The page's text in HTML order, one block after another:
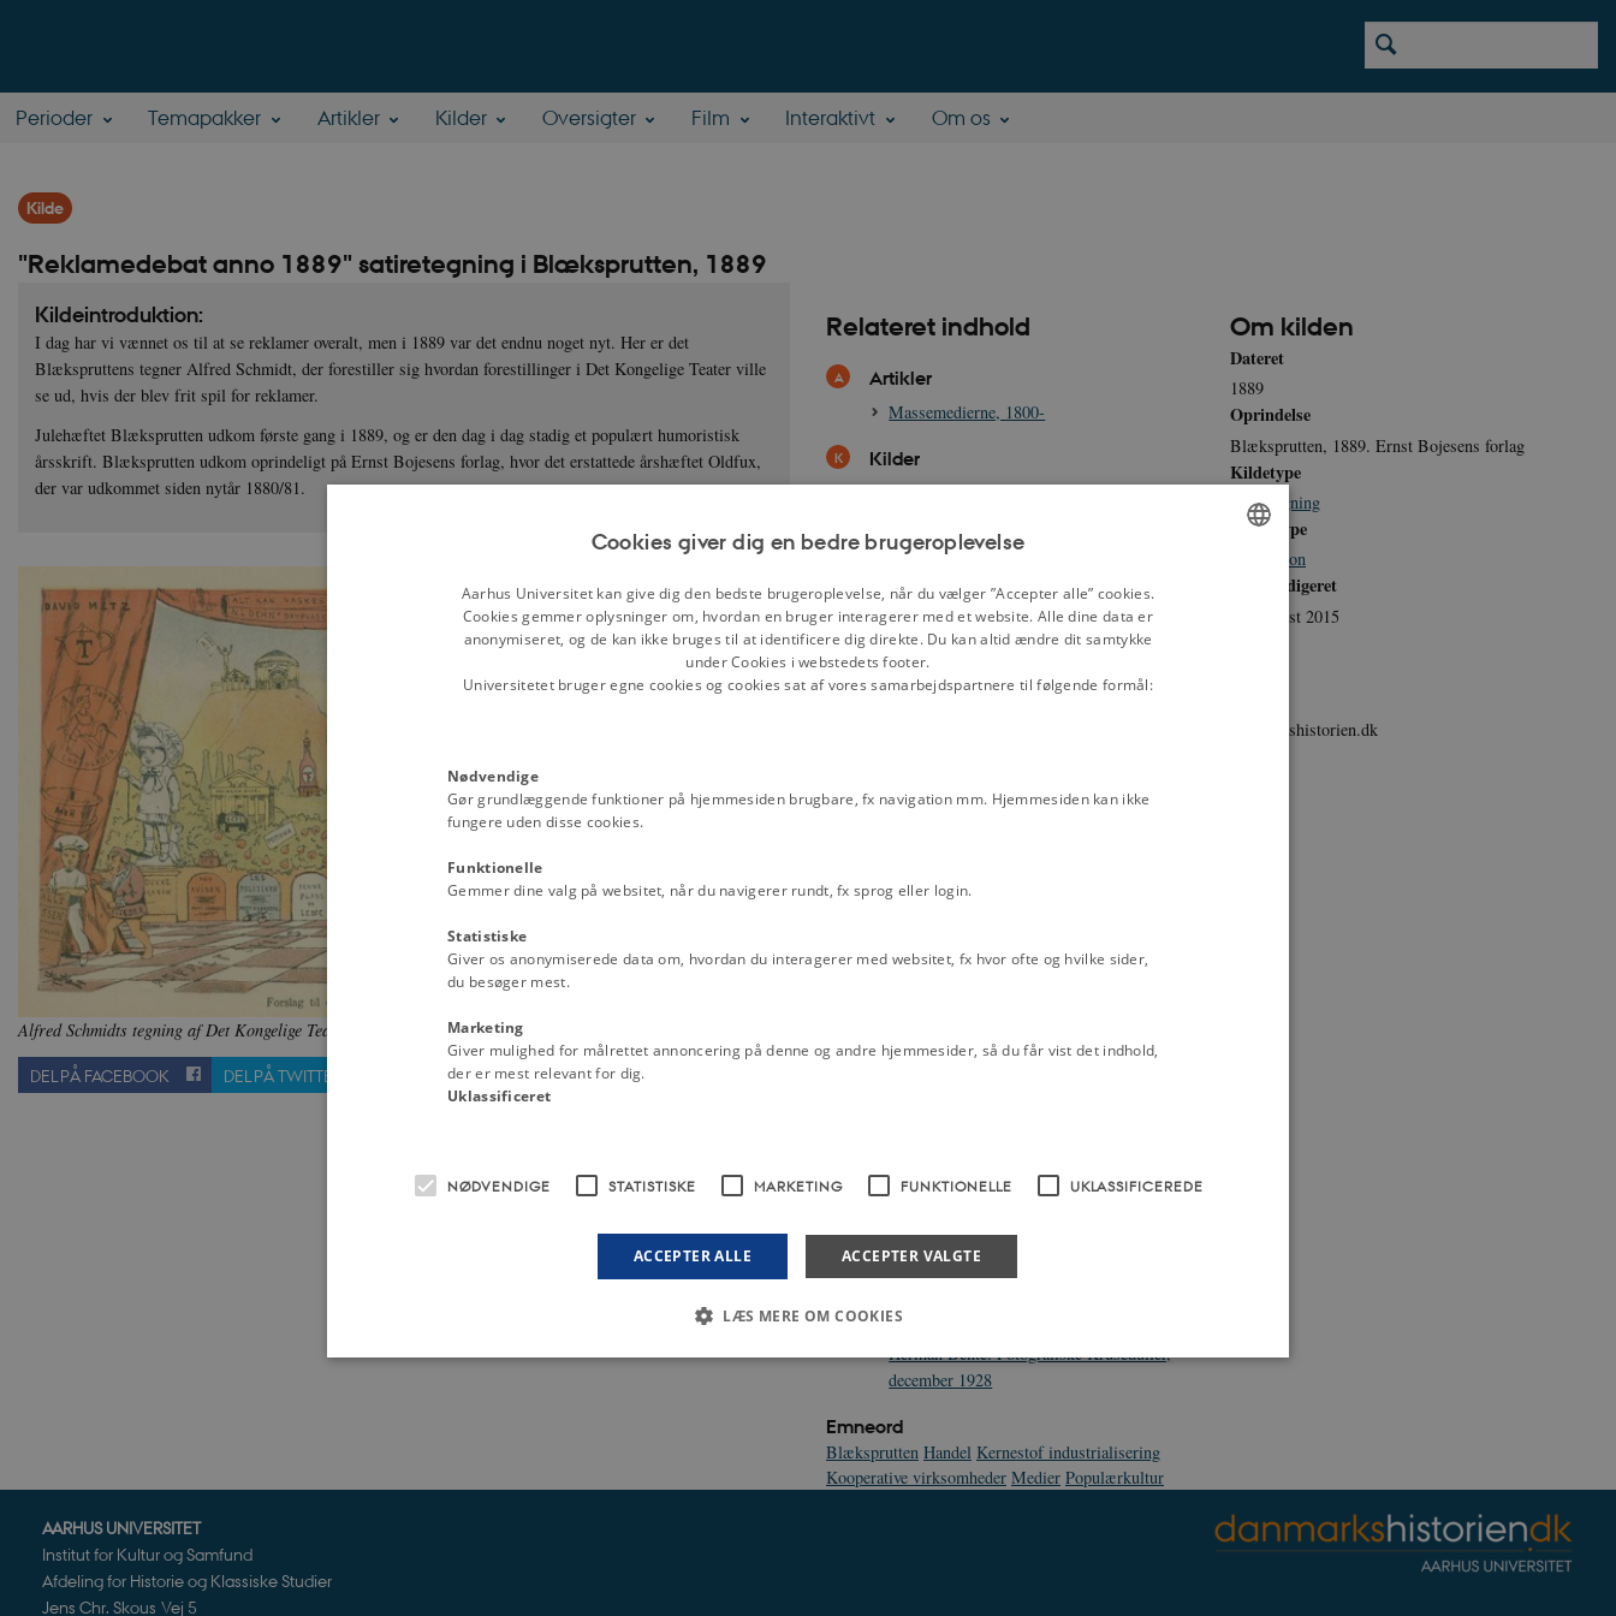
Perioder Temapakker Artikler Kilder Oversigter Film Interaktivt Om os
Kilde
"Reklamedebat anno 1889" satiretegning i Blæksprutten, 1889
Kildeintroduktion:
I dag har vi vænnet os til at se reklamer overalt, men i 1889 var det endnu noget nyt. Her er det
Blækspruttens tegner Alfred Schmidt, der forestiller sig hvordan forestillinger i Det Kongelige Teater ville
se ud, hvis der blev frit spil for reklamer.
Julehæftet Blæksprutten udkom første gang i 1889, og er den dag i dag stadig et populært humoristisk
årsskrift. Blæksprutten udkom oprindeligt på Ernst Bojesens forlag, hvor det erstattede årshæftet Oldfux,
der var udkommet siden nytår 1880/81.
Alfred Schmidts tegning af Det Kongelige Teater fyldt med reklamer.Fra: Blæksprutten
DEL PÅ FACEBOOK DEL PÅ TWITTER SEND TIL EN VEN UDSKRIV
Relateret indhold
Artikler
Massemedierne, 1800-
Kilder
"Impressionisterne" satiretegning i
"Drenge-Bankemaskine" satiretegning i
Blæksprutten, 1890
"Impressionistisk udstilling" satiretegning i
"Cykelløb" satiretegning i Blæksprutten,
satiretegning i Blæksprutten, 1892
Blæksprutten, 1892
"Cykeludflugt med damer" satiretegning i
"Tøjmode i 1894" satiretegning i
Blæksprutten, 1894
"Vegetarer" satiretegning i Blæksprutten,
1894
Blæksprutten, 1895
Herman Bente: Fotografiske Kruseduller,
december 1928
Emneord
Blæksprutten Handel Kernestof industrialisering
Kooperative virksomheder Medier Populærkultur
Om kilden
Dateret
1889
Oprindelse
Blæksprutten, 1889. Ernst Bojesens forlag
Kildetype
Satiretegning
Medietype
Illustration
Sidst redigeret
25. august 2015
danmarkshistorien.dk
AARHUS UNIVERSITET
Institut for Kultur og Samfund
Afdeling for Historie og Klassiske Studier
Jens Chr. Skous Vej 5
Cookies giver dig en bedre brugeroplevelse
Aarhus Universitet kan give dig den bedste brugeroplevelse, når du vælger ”Accepter alle” cookies.
Cookies gemmer oplysninger om, hvordan en bruger interagerer med et website. Alle dine data er
anonymiseret, og de kan ikke bruges til at identificere dig direkte. Du kan altid ændre dit samtykke
under Cookies i webstedets footer.
Universitetet bruger egne cookies og cookies sat af vores samarbejdspartnere til følgende formål:
Nødvendige
Gør grundlæggende funktioner på hjemmesiden brugbare, fx navigation mm. Hjemmesiden kan ikke
fungere uden disse cookies.
Funktionelle
Gemmer dine valg på websitet, når du navigerer rundt, fx sprog eller login.
Statistiske
Giver os anonymiserede data om, hvordan du interagerer med websitet, fx hvor ofte og hvilke sider,
du besøger mest.
Marketing
Giver mulighed for målrettet annoncering på denne og andre hjemmesider, så du får vist det indhold,
der er mest relevant for dig.
Uklassificeret
NØDVENDIGE STATISTISKE MARKETING FUNKTIONELLE UKLASSIFICEREDE
ACCEPTER ALLE ACCEPTER VALGTE
LÆS MERE OM COOKIES
Nødvendige cookies hjælper med at gøre hjemmesiden brugbar ved at aktivere nogle grundlæggende funktioner som navigation mm.
Denne cookie sættes af vores CMS-udbyder, TYPO3, og bruges til at
identificere en backend-session, når en backend-bruger er logget ind i